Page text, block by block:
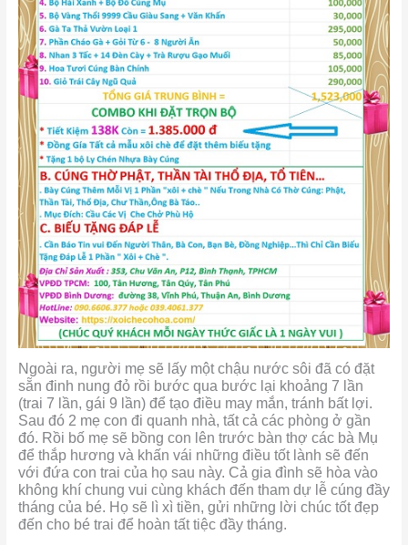
Ngoài ra, người mẹ sẽ lấy một chậu nước sôi đã có đặt
sẵn đinh nung đỏ rồi bước qua bước lại khoảng 7 lần
(trai 7 lần, gái 9 lần) để tạo điều may mắn, tránh bất lợi.
Sau đó 2 mẹ con đi quanh nhà, tất cả các phòng ở gần
đó. Rồi bố mẹ sẽ bồng con lên trước bàn thợ các bà Mụ
để thắp hương và khấn vái những điều tốt lành sẽ đến
với đứa con trai của họ sau này. Cả gia đình sẽ hòa vào
không khí chung vui cùng khách đến tham dự lễ cúng đầy
tháng của bé. Họ sẽ lì xì tiền, gửi những lời chúc tốt đẹp
đến cho bé trai để hoàn tất tiệc đầy tháng.